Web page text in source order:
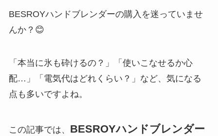
BESROYハンドブレンダーの購入を迷っていませ
んか？😊
「本当に氷も砕けるの？」「使いこなせるか心
配…」「電気代はどれくらい？」など、気になる
点も多いですよね。
この記事では、 BESROYハンドブレンダー